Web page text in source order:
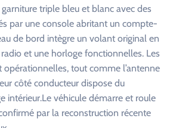
garniture triple bleu et blanc avec des
par une console abritant un compte-
de bord intègre un volant original en
radio et une horloge fonctionnelles. Les
opérationnelles, tout comme l’antenne
côté conducteur dispose du
intérieur.Le véhicule démarre et roule
par la reconstruction récente